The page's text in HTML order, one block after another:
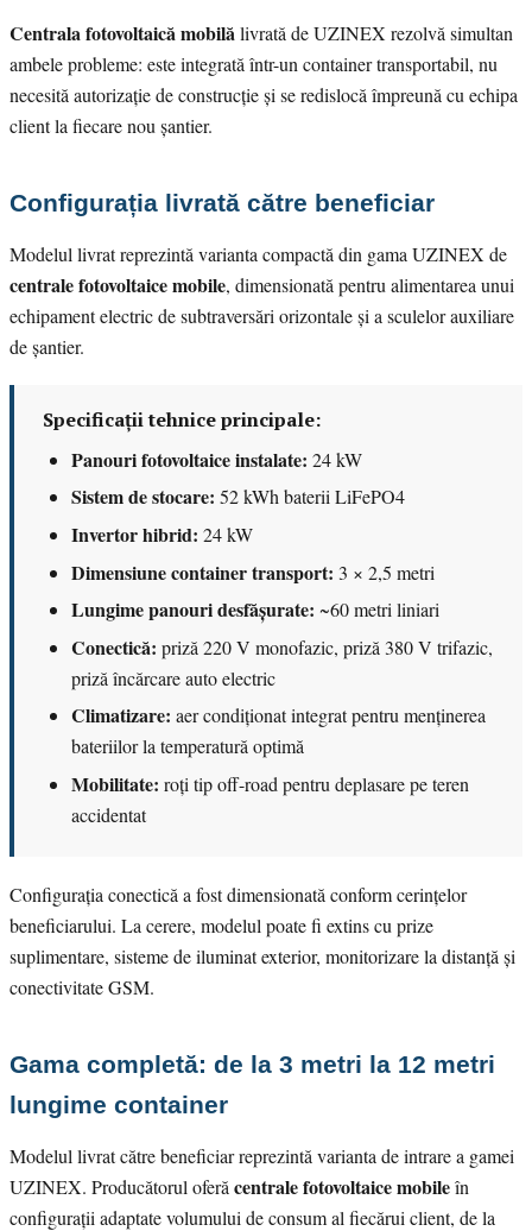
Centrala fotovoltaică mobilălivrată de UZINEX rezolvă simultan
ambele probleme: este integrată într-un container transportabil, nu
necesită autorizație de construcție și se redislocă împreună cu echipa
client la fiecare nou șantier.
Configurația livrată către beneficiar
Modelul livrat reprezintă varianta compactă din gama UZINEX de
centrale fotovoltaice mobile, dimensionată pentru alimentarea unui
echipament electric de subtraversări orizontale și a sculelor auxiliare
de șantier.
Specificații tehnice principale:
Panouri fotovoltaice instalate: 24 kW
Sistem de stocare: 52 kWh baterii LiFePO4
Invertor hibrid: 24 kW
Dimensiune container transport: 3 × 2,5 metri
Lungime panouri desfășurate: ~60 metri liniari
Conectică: priză 220 V monofazic, priză 380 V trifazic,
priză încărcare auto electric
Climatizare: aer condiționat integrat pentru menținerea
bateriilor la temperatură optimă
Mobilitate: roți tip off-road pentru deplasare pe teren
accidentat
Configurația conectică a fost dimensionată conform cerințelor
beneficiarului. La cerere, modelul poate fi extins cu prize
suplimentare, sisteme de iluminat exterior, monitorizare la distanță și
conectivitate GSM.
Gama completă: de la 3 metri la 12 metri
lungime container
Modelul livrat către beneficiar reprezintă varianta de intrare a gamei
UZINEX. Producătorul oferă centrale fotovoltaice mobileîn
configurații adaptate volumului de consum al fiecărui client, de la